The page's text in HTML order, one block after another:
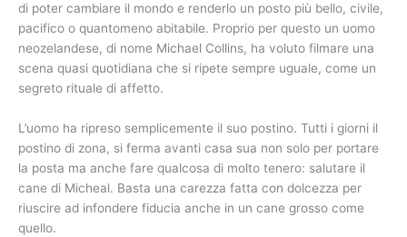
di poter cambiare il mondo e renderlo un posto più bello, civile,
pacifico o quantomeno abitabile. Proprio per questo un uomo
neozelandese, di nome Michael Collins, ha voluto filmare una
scena quasi quotidiana che si ripete sempre uguale, come un
segreto rituale di affetto.
L’uomo ha ripreso semplicemente il suo postino. Tutti i giorni il
postino di zona, si ferma avanti casa sua non solo per portare
la posta ma anche fare qualcosa di molto tenero: salutare il
cane di Micheal. Basta una carezza fatta con dolcezza per
riuscire ad infondere fiducia anche in un cane grosso come
quello.